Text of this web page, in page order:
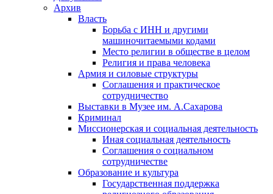
Архив
Власть
Борьба с ИНН и другими
машиночитаемыми кодами
Место религии в обществе в целом
Религия и права человека
Армия и силовые структуры
Соглашения и практическое
сотрудничество
Выставки в Музее им. А.Сахарова
Криминал
Миссионерская и социальная деятельность
Иная социальная деятельность
Соглашения о социальном
сотрудничестве
Образование и культура
Государственная поддержка